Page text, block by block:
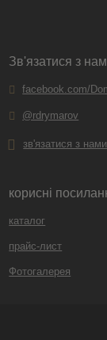
Зв'язатися з
facebook.com/
@rdrymarov
зв'язатися з нами
корисні
каталог
прайс-лист
Фотогалерея